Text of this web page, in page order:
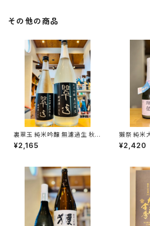
その他の商品
裏翠玉 純米吟醸 無濾過生 秋田
酒こまち 720ml１本（両関酒
造・秋田県湯沢市前森）
¥2,165
獺祭 純米
ークリング
造・山口県
¥2,420